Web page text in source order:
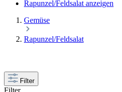
Rapunzel/Feldsalat anzeigen
Gemüse
Rapunzel/Feldsalat
Filter
Filter